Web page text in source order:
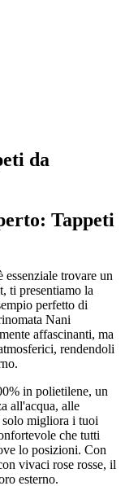
da
Tappeti
essenziale trovare un
ti presentiamo la
perfetto di
Nani
affascinanti, ma
rendendoli
in polietilene, un
all'acqua, alle
solo migliora i tuoi
che tutti
lo posizioni. Con
vivaci rose rosse, il
esterno.